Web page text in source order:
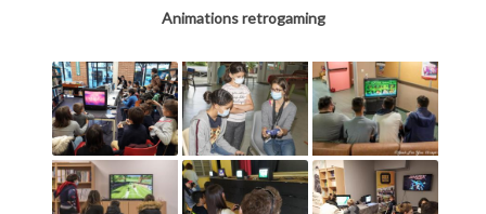
Animations retrogaming